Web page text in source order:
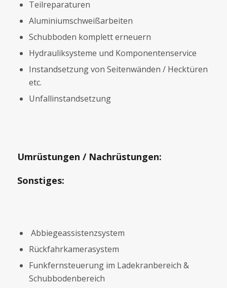
Teilreparaturen
Aluminiumschweißarbeiten
Schubboden komplett erneuern
Hydrauliksysteme und Komponentenservice
Instandsetzung von Seitenwänden / Hecktüren
etc.
Unfallinstandsetzung
Umrüstungen / Nachrüstungen:
Sonstiges:
Abbiegeassistenzsystem
Rückfahrkamerasystem
Funkfernsteuerung im Ladekranbereich &
Schubbodenbereich